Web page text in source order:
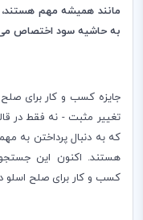
مانند همیشه مهم
به حاشیه سود اختصاص
جایزه کسب و کار برای صلح
تغییر مثبت - نه فقط در
که به دنبال پرداختن به
هستند. اکنون این جستجو
کسب و کار برای صلح اسلو در سال